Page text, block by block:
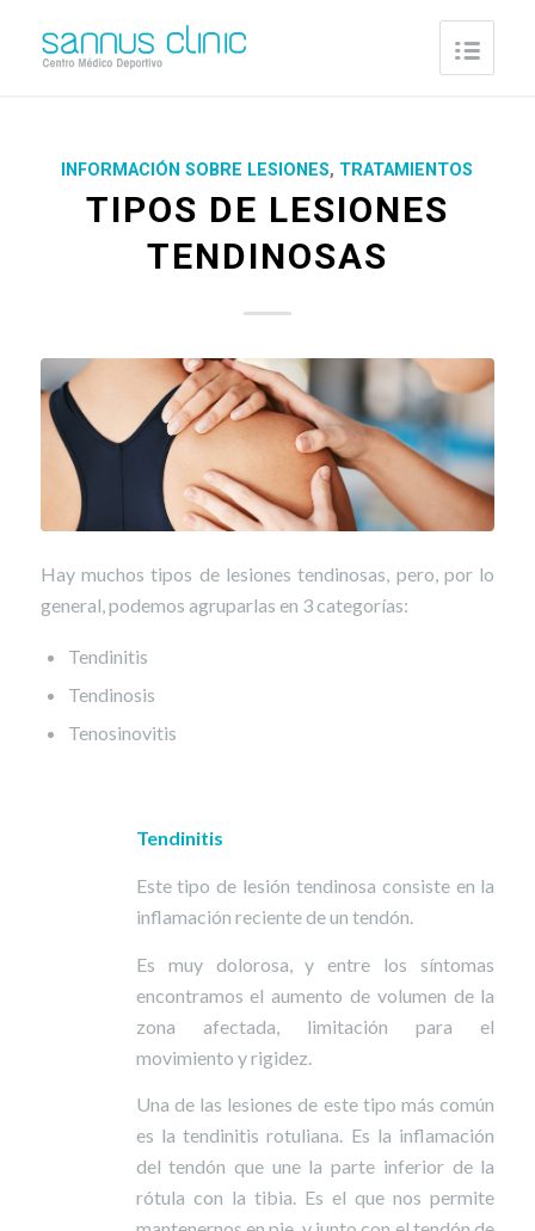
INFORMACIÓN SOBRE LESIONES, TRATAMIENTOS
TIPOS DE LESIONES
TENDINOSAS
Hay muchos tipos de lesiones tendinosas, pero, por lo
general, podemos agruparlas en 3 categorías:
Tendinitis
Tendinosis
Tenosinovitis
Tendinitis
Este tipo de lesión tendinosa consiste en la
inflamación reciente de un tendón.
Es muy dolorosa, y entre los síntomas
encontramos el aumento de volumen de la
zona afectada, limitación para el
movimiento y rigidez.
Una de las lesiones de este tipo más común
es la tendinitis rotuliana. Es la inflamación
del tendón que une la parte inferior de la
rótula con la tibia. Es el que nos permite